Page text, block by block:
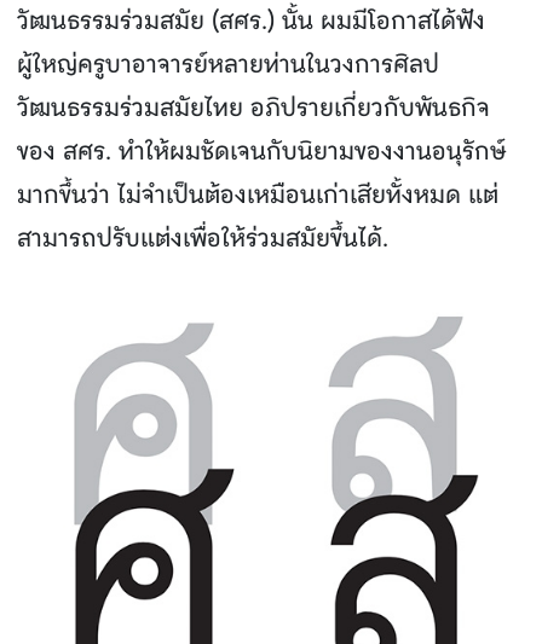
วัฒนธรรมร่วมสมัย (สศร.) นั้น ผมมีโอกาสได้ฟัง
ผู้ใหญ่ครูบาอาจารย์หลายท่านในวงการศิลป
วัฒนธรรมร่วมสมัยไทย อภิปรายเกี่ยวกับพันธกิจ
ของ สศร. ทําให้ผมชัดเจนกับนิยามของงานอนุรักษ์
มากขึ้นว่า ไม่จําเป็นต้องเหมือนเก่าเสียทั้งหมด แต่
สามารถปรับแต่งเพื่อให้ร่วมสมัยขึ้นได้.